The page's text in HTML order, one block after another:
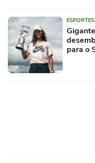
ESPORTES
para o